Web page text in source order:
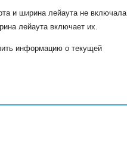
и ширина лейаута не включала
лейаута включает их.
информацию о текущей